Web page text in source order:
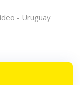
- Uruguay